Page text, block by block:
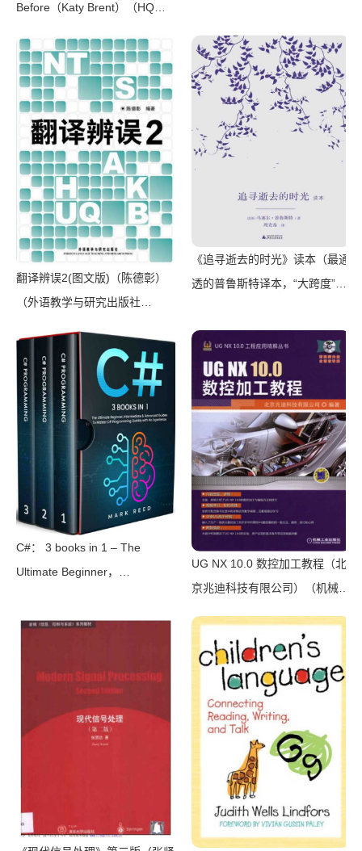
Before（Katy Brent）（HQ
翻译辨误2(图文版)（陈德彰）
（外语教学与研究出版社
《追寻逝去的时光》读本（最通
透的普鲁斯特译本，“大跨度”节
罗斯特纸上展览》）（【法】马
塞尔•普鲁斯特，周克希译）
（广西师范大学出版社 2015）
C#： 3 books in 1 – The
Ultimate Beginner，
Guides to Master C#
Experience（Mark Reed）
UG NX 10.0 数控加工教程（北
京兆迪科技有限公司）（机械工